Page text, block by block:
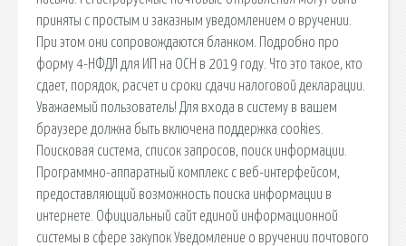
приняты с простым и заказным уведомлением о вручении.
При этом они сопровождаются бланком. Подробно про
форму 4-НФДЛ для ИП на ОСН в 2019 году. Что это такое, кто
сдает, порядок, расчет и сроки сдачи налоговой декларации.
Уважаемый пользователь! Для входа в систему в вашем
браузере должна быть включена поддержка cookies.
Поисковая сиcтема, список запросов, поиск информации.
Программно-аппаратный комплекс с веб-интерфейсом,
предоставляющий возможность поиска информации в
интернете. Официальный сайт единой информационной
системы в сфере закупок Уведомление о вручении почтового